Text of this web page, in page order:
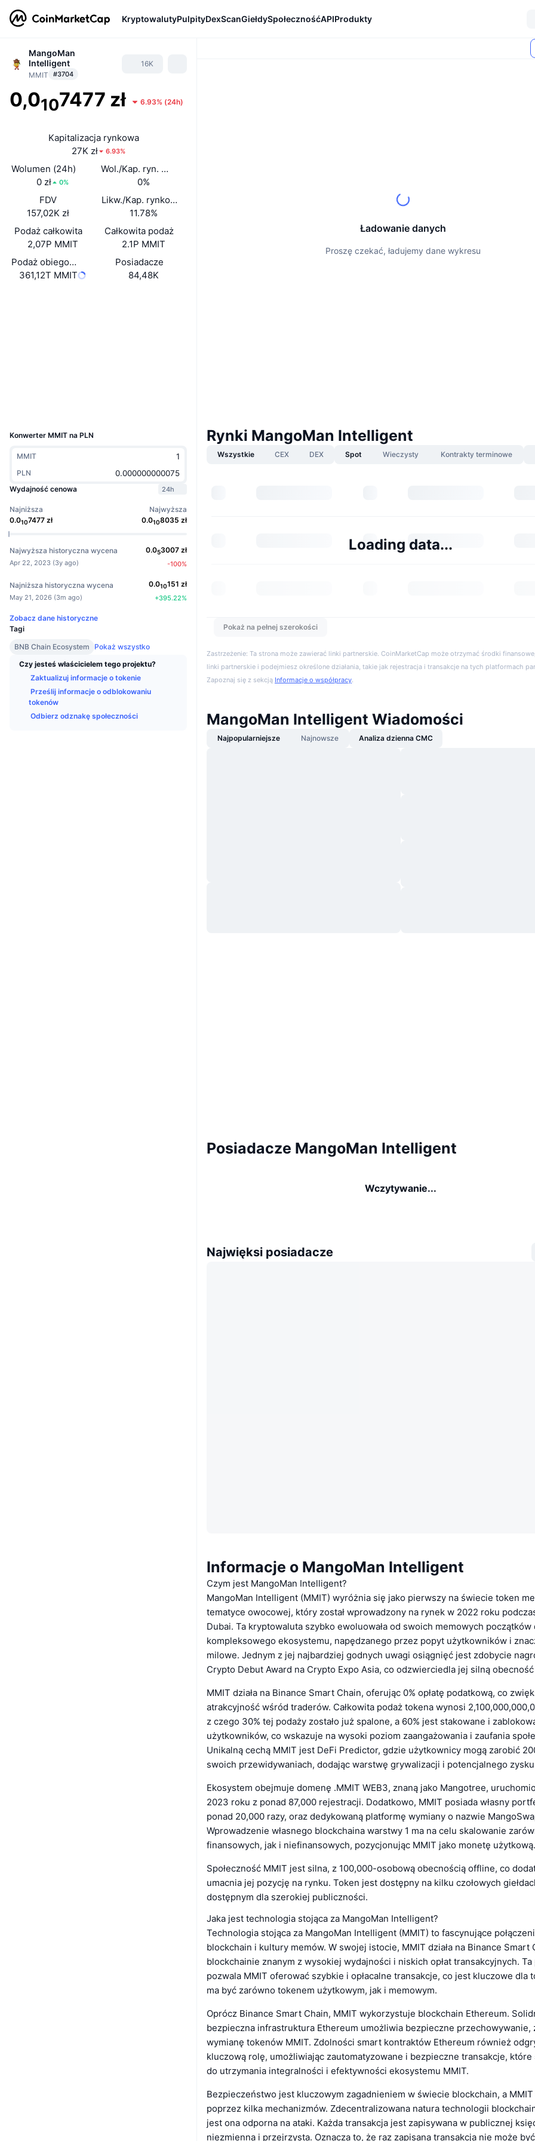
KryptowalutyPulpityDexScanGiełdySpołecznośćAPIProdukty
MangoMan
Intelligent
MMIT #3704
16K
0,0107477 zł 6.93% (24h)
Kapitalizacja rynkowa
27K zł
6.93%
Wolumen (24h)
0 zł
0%
Wol./Kap. ryn. (24 h)
0%
FDV
157,02K zł
Likw./Kap. rynkowa
11.78%
Podaż całkowita
2,07P MMIT
Całkowita podaż
2.1P MMIT
Podaż obiegowa
361,12T MMIT
Posiadacze
84,48K
Konwerter MMIT na PLN
MMIT
PLN
Wydajność cenowa
24h
Najniższa
0.0107477 zł
Najwyższa
0.0108035 zł
Najwyższa historyczna wycena
Apr 22, 2023 (3y ago)
0.053007 zł
-100%
Najniższa historyczna wycena
May 21, 2026 (3m ago)
0.010151 zł
+395.22%
Zobacz dane historyczne
Tagi
BNB Chain Ecosystem
Pokaż wszystko
Czy jesteś właścicielem tego projektu?
Zaktualizuj informacje o tokenie
Prześlij informacje o odblokowaniu
tokenów
Odbierz odznakę społeczności
Ładowanie danych
Proszę czekać, ładujemy dane wykresu
Rynki MangoMan Intelligent
Wszystkie CEX DEX Spot Wieczysty Kontrakty terminowe
Loading data...
Pokaż na pełnej szerokości
Zastrzeżenie: Ta strona może zawierać linki partnerskie. CoinMarketCap może otrzymać środki
linki partnerskie i podejmiesz określone działania, takie jak rejestracja i transakcje na tych platformach
Zapoznaj się z sekcją Informacje o współpracy.
MangoMan Intelligent Wiadomości
Najpopularniejsze Najnowsze Analiza dzienna CMC
Posiadacze MangoMan Intelligent
Wczytywanie...
Najwięksi posiadacze
Informacje o MangoMan Intelligent
Czym jest MangoMan Intelligent?
MangoMan Intelligent (MMIT) wyróżnia się jako pierwszy na świecie token
tematyce owocowej, który został wprowadzony na rynek w 2022 roku
Dubai. Ta kryptowaluta szybko ewoluowała od swoich memowych początków
kompleksowego ekosystemu, napędzanego przez popyt użytkowników i
milowe. Jednym z jej najbardziej godnych uwagi osiągnięć jest zdobycie
Crypto Debut Award na Crypto Expo Asia, co odzwierciedla jej silną
MMIT działa na Binance Smart Chain, oferując 0% opłatę podatkową, co
atrakcyjność wśród traderów. Całkowita podaż tokena wynosi
z czego 30% tej podaży zostało już spalone, a 60% jest stakowane i
użytkowników, co wskazuje na wysoki poziom zaangażowania i zaufania
Unikalną cechą MMIT jest DeFi Predictor, gdzie użytkownicy mogą zarobić
swoich przewidywaniach, dodając warstwę grywalizacji i potencjalnego
Ekosystem obejmuje domenę .MMIT WEB3, znaną jako Mangotree,
2023 roku z ponad 87,000 rejestracji. Dodatkowo, MMIT posiada własny
ponad 20,000 razy, oraz dedykowaną platformę wymiany o nazwie
Wprowadzenie własnego blockchaina warstwy 1 ma na celu skalowanie
finansowych, jak i niefinansowych, pozycjonując MMIT jako monetę użytkową.
Społeczność MMIT jest silna, z 100,000-osobową obecnością offline, co
umacnia jej pozycję na rynku. Token jest dostępny na kilku czołowych
dostępnym dla szerokiej publiczności.
Jaka jest technologia stojąca za MangoMan Intelligent?
Technologia stojąca za MangoMan Intelligent (MMIT) to fascynujące
blockchain i kultury memów. W swojej istocie, MMIT działa na Binance Smart
blockchainie znanym z wysokiej wydajności i niskich opłat transakcyjnych. Ta
pozwala MMIT oferować szybkie i opłacalne transakcje, co jest kluczowe dla
ma być zarówno tokenem użytkowym, jak i memowym.
Oprócz Binance Smart Chain, MMIT wykorzystuje blockchain Ethereum.
bezpieczna infrastruktura Ethereum umożliwia bezpieczne przechowywanie,
wymianę tokenów MMIT. Zdolności smart kontraktów Ethereum również
kluczową rolę, umożliwiając zautomatyzowane i bezpieczne transakcje, które
do utrzymania integralności i efektywności ekosystemu MMIT.
Bezpieczeństwo jest kluczowym zagadnieniem w świecie blockchain, a
poprzez kilka mechanizmów. Zdecentralizowana natura technologii
jest ona odporna na ataki. Każda transakcja jest zapisywana w publicznej
niezmienna i przejrzysta. Oznacza to, że raz zapisana transakcja nie może